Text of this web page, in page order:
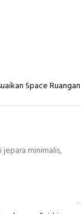
Space Ruangan
jepara minimalis,